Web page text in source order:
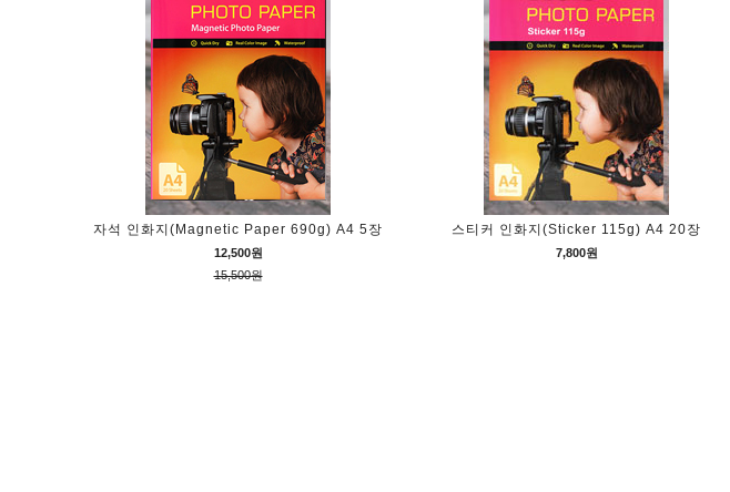
자석 인화지(Magnetic Paper 690g) A4 5장
12,500원
15,500원
스티커 인화지(Sticker 115g) A4 20장
7,800원